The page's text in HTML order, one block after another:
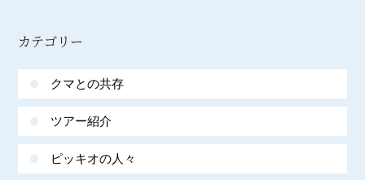
カテゴリー
クマとの共存
ツアー紹介
ピッキオの人々